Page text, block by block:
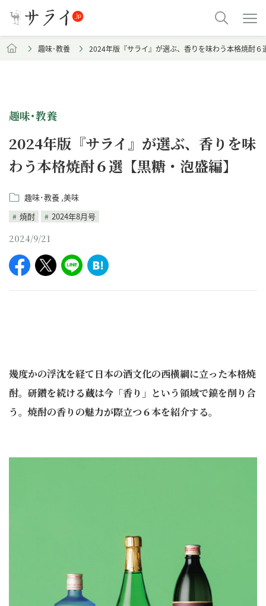
趣味･教養 2024年版『サライ』が選ぶ、香りを味わう本格焼酎６
趣味･教養
2024年版『サライ』が選ぶ、香りを味
わう本格焼酎６選【黒糖・泡盛編】
趣味･教養 美味
焼酎
2024年8月号
2024/9/21
幾度かの浮沈を経て日本の酒文化の西横綱に立った本格焼
酎。研鑽を続ける蔵は今「香り」という領域で鎬を削り合
う。焼酎の香りの魅力が際立つ６本を紹介する。